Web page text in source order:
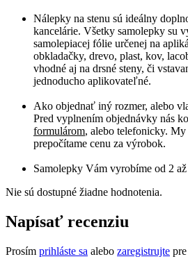
Nálepky na stenu sú ideálny
kancelárie. Všetky samolepky su
samolepiacej fólie určenej na
obkladačky, drevo, plast, kov,
vhodné aj na drsné steny, či
jednoducho aplikovateľné.
Ako objednať iný rozmer, alebo
Pred vyplnením objednávky nás
formulárom, alebo telefonicky.
prepočítame cenu za výrobok.
Samolepky Vám vyrobíme od 2
Nie sú dostupné žiadne hodnotenia.
Napísať recenziu
Prosím prihláste sa alebo zaregistrujte